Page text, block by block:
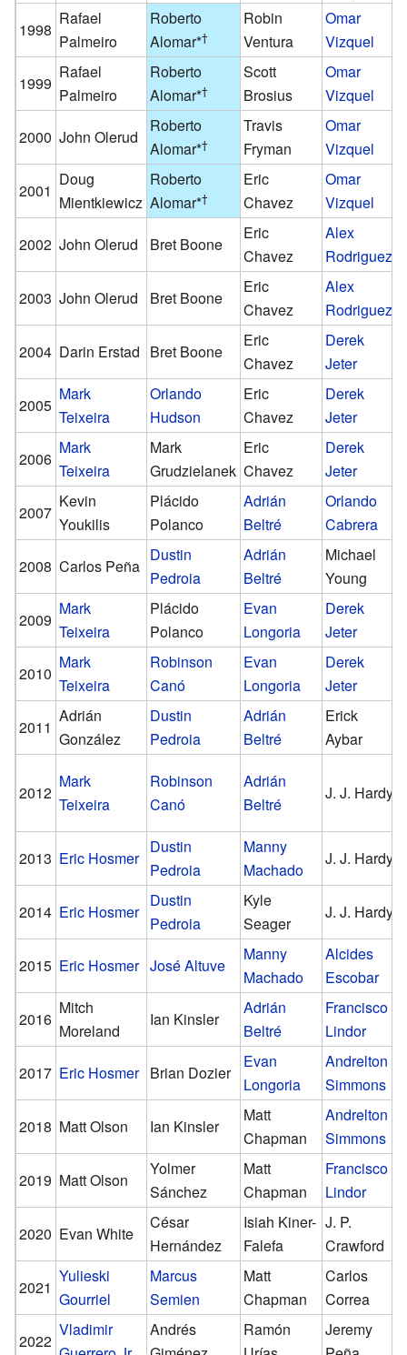
1998
Rafael
Palmeiro
Roberto
Alomar*†
Robin
Ventura
Omar
Vizquel
1999
Rafael
Palmeiro
Roberto
Alomar*†
Scott
Brosius
Omar
Vizquel
2000 John Olerud
Roberto
Alomar*†
Travis
Fryman
Omar
Vizquel
2001
Doug
Mientkiewicz
Roberto
Alomar*†
Eric
Chavez
Omar
Vizquel
2002 John Olerud Bret Boone
Eric
Chavez
Alex
Rodriguez
2003 John Olerud Bret Boone
Eric
Chavez
Alex
Rodriguez
2004 Darin Erstad Bret Boone
Eric
Chavez
Derek
Jeter
2005
Mark
Teixeira
Orlando
Hudson
Eric
Chavez
Derek
Jeter
2006
Mark
Teixeira
Mark
Grudzielanek
Eric
Chavez
Derek
Jeter
2007
Kevin
Youkilis
Plácido
Polanco
Adrián
Beltré
Orlando
Cabrera
2008 Carlos Peña
Dustin
Pedroia
Adrián
Beltré
Michael
Young
2009
Mark
Teixeira
Plácido
Polanco
Evan
Longoria
Derek
Jeter
2010
Mark
Teixeira
Robinson
Canó
Evan
Longoria
Derek
Jeter
2011
Adrián
González
Dustin
Pedroia
Adrián
Beltré
Erick
Aybar
2012
Mark
Teixeira
Robinson
Canó
Adrián
Beltré
J. J. Hardy
2013 Eric Hosmer
Dustin
Pedroia
Manny
Machado
J. J. Hardy
2014 Eric Hosmer
Dustin
Pedroia
Kyle
Seager
J. J. Hardy
2015 Eric Hosmer José Altuve
Manny
Machado
Alcides
Escobar
2016
Mitch
Moreland
Ian Kinsler
Adrián
Beltré
Francisco
Lindor
2017 Eric Hosmer Brian Dozier
Evan
Longoria
Andrelton
Simmons
2018 Matt Olson Ian Kinsler
Matt
Chapman
Andrelton
Simmons
2019 Matt Olson
Yolmer
Sánchez
Matt
Chapman
Francisco
Lindor
2020 Evan White
César
Hernández
Isiah Kiner-
Falefa
J. P.
Crawford
2021
Yulieski
Gourriel
Marcus
Semien
Matt
Chapman
Carlos
Correa
2022
Vladimir
Andrés
Ramón
Jeremy